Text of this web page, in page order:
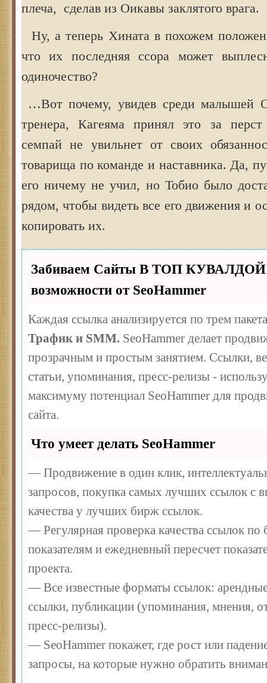
плеча, сделав из Оикавы заклятого врага.
Ну, а теперь Хината в похожем
что их последняя ссора может
одиночество?
…Вот почему, увидев среди малышей
тренера, Кагеяма принял это за
семпай не увильнет от своих
товарища по команде и наставника. Да,
его ничему не учил, но Тобио было
рядом, чтобы видеть все его движения и
копировать их.
Забиваем Сайты В ТОП КУВАЛДОЙ
возможности от SeoHammer
Каждая ссылка анализируется по трем
Трафик и SMM. SeoHammer делает
прозрачным и простым занятием. Ссылки,
статьи, упоминания, пресс-релизы -
максимуму потенциал SeoHammer для
сайта.
Что умеет делать SeoHammer
— Продвижение в один клик,
запросов, покупка самых лучших ссылок с
качества у лучших бирж ссылок.
— Регулярная проверка качества ссылок по
показателям и ежедневный пересчет
проекта.
— Все известные форматы ссылок:
ссылки, публикации (упоминания, мнения,
пресс-релизы).
— SeoHammer покажет, где рост или
запросы, на которые нужно обратить